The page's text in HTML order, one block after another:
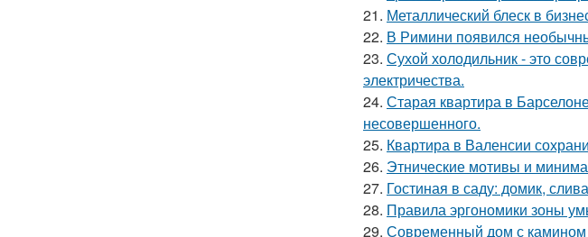
21. Металлический блеск в
22. В Римини появился
23. Сухой холодильник - это
электричества.
24. Старая квартира в
несовершенного.
25. Квартира в Валенсии
26. Этнические мотивы и
27. Гостиная в саду: домик,
28. Правила эргономики зоны
29. Современный дом с